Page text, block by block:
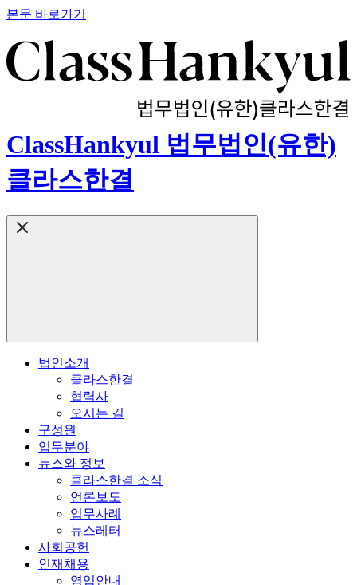
본문 바로가기
ClassHankyul 법무법인(유한)
클라스한결
법인소개
클라스한결
협력사
오시는 길
구성원
업무분야
뉴스와 정보
클라스한결 소식
언론보도
업무사례
뉴스레터
사회공헌
인재채용
영입안내